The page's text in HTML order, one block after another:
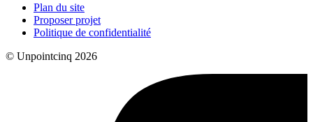
Plan du site
Proposer projet
Politique de confidentialité
© Unpointcinq 2026